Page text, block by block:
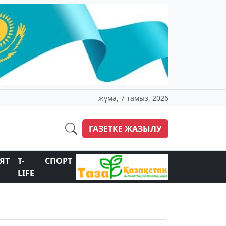
жұма, 7 тамыз, 2026
ГАЗЕТКЕ ЖАЗЫЛУ
T-
LIFE
СПОРТ